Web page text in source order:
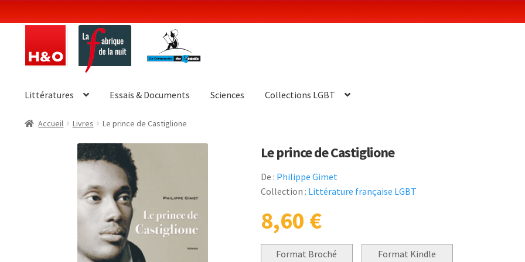
la
contenu
Littératures Essais & Documents Sciences Collections LGBT
Accueil Livres Le prince de Castiglione
Le prince de Castiglione
De : Philippe Gimet
Collection : Littérature française LGBT
8,60 €
Format Broché
Format Kindle